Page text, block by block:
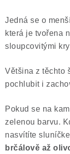
Jedná se o
která je tvořena
sloupcovitými
Většina z těchto
pochlubit i
Pokud se na
zelenou barvu.
nasvítíte
brčálově až